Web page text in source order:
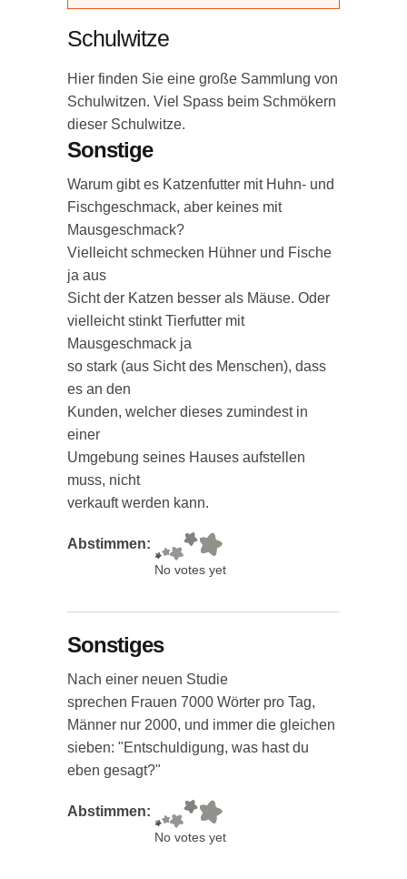
Schulwitze
Hier finden Sie eine große Sammlung von
Schulwitzen. Viel Spass beim Schmökern
dieser Schulwitze.
Sonstige
Warum gibt es Katzenfutter mit Huhn- und
Fischgeschmack, aber keines mit
Mausgeschmack?
Vielleicht schmecken Hühner und Fische
ja aus
Sicht der Katzen besser als Mäuse. Oder
vielleicht stinkt Tierfutter mit
Mausgeschmack ja
so stark (aus Sicht des Menschen), dass
es an den
Kunden, welcher dieses zumindest in
einer
Umgebung seines Hauses aufstellen
muss, nicht
verkauft werden kann.
Abstimmen:
No votes yet
Sonstiges
Nach einer neuen Studie
sprechen Frauen 7000 Wörter pro Tag,
Männer nur 2000, und immer die gleichen
sieben: "Entschuldigung, was hast du
eben gesagt?"
Abstimmen:
No votes yet